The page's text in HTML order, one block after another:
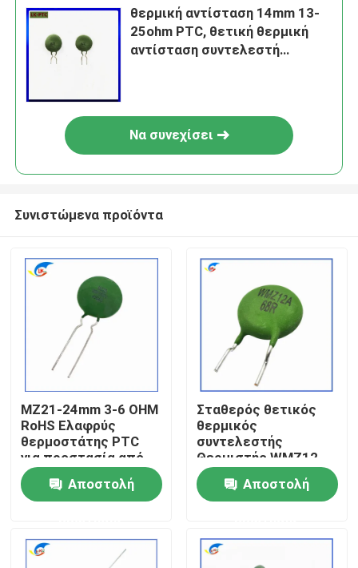
Σπίτι
θερμική αντίσταση 14mm 13-
25ohm PTC, θετική θερμική
αντίσταση συντελεστή
Να συνεχίσει
Συνιστώμενα προϊόντα
MZ21-24mm 3-6 OHM
RoHS Ελαφρύς
θερμοστάτης PTC
για προστασία από
υπερεύματα
Σταθερός θετικός
θερμικός
Αποστολή
Σταθερός θετικός
θερμικός
συντελεστής
Θερμιστής WMZ12-
85BHV151NRoHS για
προστασία από
υπερεύματα
συμβατός με το RoHS
Αποστολή